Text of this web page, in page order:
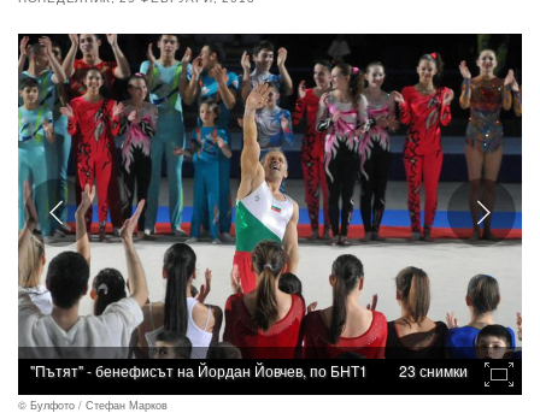
"Пътят" - бенефисът на Йордан Йовчев, по БНТ1 23 снимки
© Булфото / Стефан Марков